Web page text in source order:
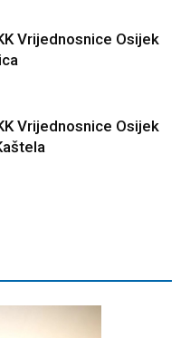
Vrijednosnice Osijek
Vrijednosnice Osijek